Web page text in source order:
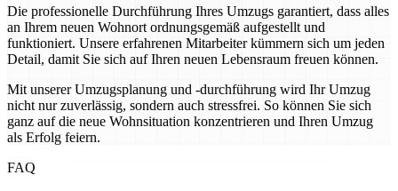
Die professionelle Durchführung Ihres Umzugs garantiert, dass alles
an Ihrem neuen Wohnort ordnungsgemäß aufgestellt und
funktioniert. Unsere erfahrenen Mitarbeiter kümmern sich um jeden
Detail, damit Sie sich auf Ihren neuen Lebensraum freuen können.
Mit unserer Umzugsplanung und -durchführung wird Ihr Umzug
nicht nur zuverlässig, sondern auch stressfrei. So können Sie sich
ganz auf die neue Wohnsituation konzentrieren und Ihren Umzug
als Erfolg feiern.
FAQ